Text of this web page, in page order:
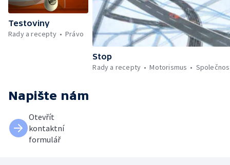
Testoviny
Rady a recepty
Právo
Stop
Rady a recepty
Motorismus
Napište nám
Otevřít
kontaktní
formulář